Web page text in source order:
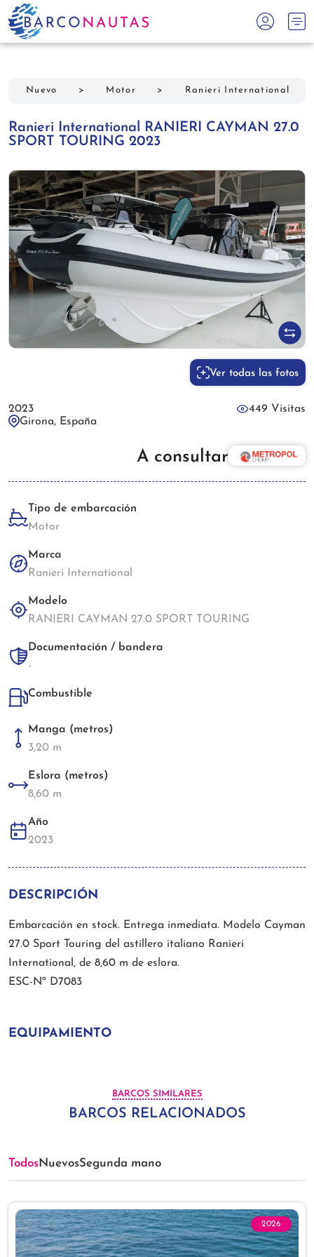
Nuevo > Motor > Ranieri International
Ranieri International RANIERI CAYMAN 27.0
SPORT TOURING 2023
Ver todas las fotos
2023
449 Visitas
Girona, España
A consultar
Tipo de embarcación
Motor
Marca
Ranieri International
Modelo
RANIERI CAYMAN 27.0 SPORT TOURING
Documentación / bandera
-
Combustible
Manga (metros)
3,20 m
Eslora (metros)
8,60 m
Año
2023
DESCRIPCIÓN
Embarcación en stock. Entrega inmediata. Modelo Cayman
27.0 Sport Touring del astillero italiano Ranieri
International, de 8,60 m de eslora.
ESC-Nº D7083
EQUIPAMIENTO
BARCOS SIMILARES
BARCOS RELACIONADOS
TodosNuevosSegunda mano
2026